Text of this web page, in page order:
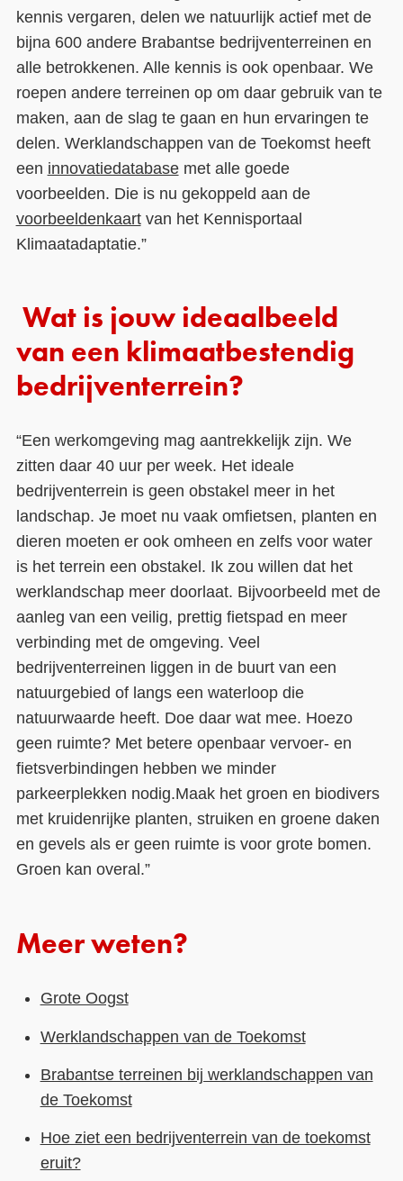
kennis vergaren, delen we natuurlijk actief met de
bijna 600 andere Brabantse bedrijventerreinen en
alle betrokkenen. Alle kennis is ook openbaar. We
roepen andere terreinen op om daar gebruik van te
maken, aan de slag te gaan en hun ervaringen te
delen. Werklandschappen van de Toekomst heeft
een innovatiedatabasemet alle goede
voorbeelden. Die is nu gekoppeld aan de
voorbeeldenkaartvan het Kennisportaal
Klimaatadaptatie.”
Wat is jouw ideaalbeeld
van een klimaatbestendig
bedrijventerrein?
“Een werkomgeving mag aantrekkelijk zijn. We
zitten daar 40 uur per week. Het ideale
bedrijventerrein is geen obstakel meer in het
landschap. Je moet nu vaak omfietsen, planten en
dieren moeten er ook omheen en zelfs voor water
is het terrein een obstakel. Ik zou willen dat het
werklandschap meer doorlaat. Bijvoorbeeld met de
aanleg van een veilig, prettig fietspad en meer
verbinding met de omgeving. Veel
bedrijventerreinen liggen in de buurt van een
natuurgebied of langs een waterloop die
natuurwaarde heeft. Doe daar wat mee. Hoezo
geen ruimte? Met betere openbaar vervoer- en
fietsverbindingen hebben we minder
parkeerplekken nodig.Maak het groen en biodivers
met kruidenrijke planten, struiken en groene daken
en gevels als er geen ruimte is voor grote bomen.
Groen kan overal.”
Meer weten?
Grote Oogst
Werklandschappen van de Toekomst
Brabantse terreinen bij werklandschappen van
de Toekomst
Hoe ziet een bedrijventerrein van de toekomst
eruit?